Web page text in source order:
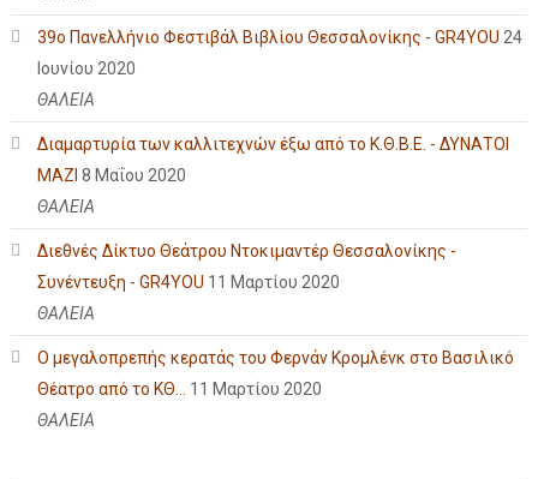
39ο Πανελλήνιο Φεστιβάλ Βιβλίου Θεσσαλονίκης - GR4YOU 24
Ιουνίου 2020
ΘΑΛΕΙΑ
Διαμαρτυρία των καλλιτεχνών έξω από το Κ.Θ.Β.Ε. - ΔΥΝΑΤΟΙ
ΜΑΖΙ 8 Μαΐου 2020
ΘΑΛΕΙΑ
Διεθνές Δίκτυο Θεάτρου Ντοκιμαντέρ Θεσσαλονίκης -
Συνέντευξη - GR4YOU 11 Μαρτίου 2020
ΘΑΛΕΙΑ
Ο μεγαλοπρεπής κερατάς του Φερνάν Κρομλένκ στο Βασιλικό
Θέατρο από το ΚΘ...
11 Μαρτίου 2020
ΘΑΛΕΙΑ